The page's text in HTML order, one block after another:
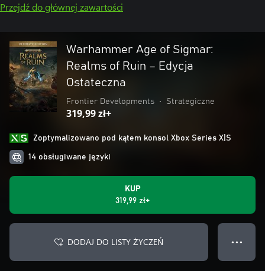
Przejdź do głównej zawartości
Warhammer Age of Sigmar:
Realms of Ruin – Edycja
Ostateczna
Frontier Developments • Strategiczne
319,99 zł+
Zoptymalizowano pod kątem konsol Xbox Series X|S
14 obsługiwane języki
KUP
319,99 zł+
DODAJ DO LISTY ŻYCZEŃ ● ● ●